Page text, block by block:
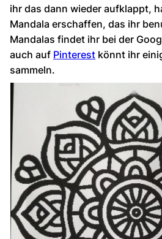
ihr das dann wieder aufklappt,
Mandala erschaffen, das ihr
Mandalas findet ihr bei der
auch auf Pinterest könnt ihr
sammeln.